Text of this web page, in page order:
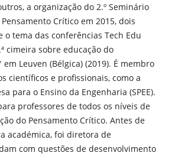
a organização do 2.º Seminário
Crítico em 2015, dois
o tema das conferências Tech Edu
cimeira sobre educação do
Leuven (Bélgica) (2019). É membro
científicos e profissionais, como a
para o Ensino da Engenharia (SPEE).
professores de todos os níveis de
do Pensamento Crítico. Antes de
académica, foi diretora de
com questões de desenvolvimento